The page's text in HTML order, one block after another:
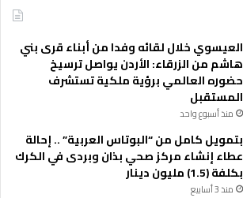
العيسوي خلال لقائه وفدا من أبناء قرى بني
هاشم من الزرقاء: الأردن يواصل ترسيخ
حضوره العالمي برؤية ملكية تستشرف
المستقبل
منذ أسبوع واحد
بتمويل كامل من “البوتاس العربية” .. إحالة
عطاء إنشاء مركز صحي بذان وبردى في الكرك
بكلفة (1.5) مليون دينار
منذ 3 أسابيع